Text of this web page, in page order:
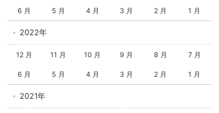
6 月 5 月 4 月 3 月 2 月 1 月
2022年
12 月 11 月 10 月 9 月 8 月 7 月
6 月 5 月 4 月 3 月 2 月 1 月
2021年